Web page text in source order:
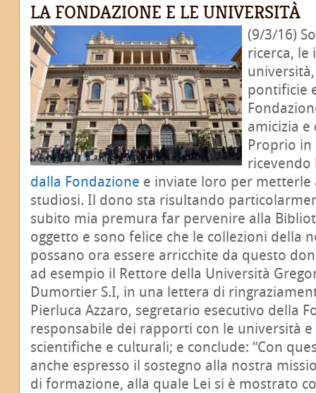
LA FONDAZIONE E LE UNIVERSITÀ
(9/3/16)
ricerca, le
pontificie
amicizia
Proprio in
dalla Fondazione e inviate loro per metterle
studiosi. Il dono sta risultando
subito mia premura far pervenire alla
oggetto e sono felice che le collezioni della
possano ora essere arricchite da questo
ad esempio il Rettore della Università
Dumortier S.I, in una lettera di
Pierluca Azzaro, segretario esecutivo della
responsabile dei rapporti con le università
scientifiche e culturali; e conclude: “Con
anche espresso il sostegno alla nostra
di formazione, alla quale Lei si è mostrato